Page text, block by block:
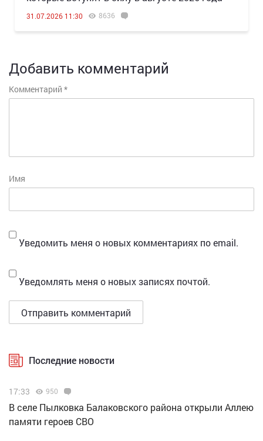
31.07.2026 11:30 8636
Добавить комментарий
Комментарий *
Имя
Уведомить меня о новых комментариях по email.
Уведомлять меня о новых записях почтой.
Последние новости
17:33 950
В селе Пылковка Балаковского района открыли Аллею
памяти героев СВО